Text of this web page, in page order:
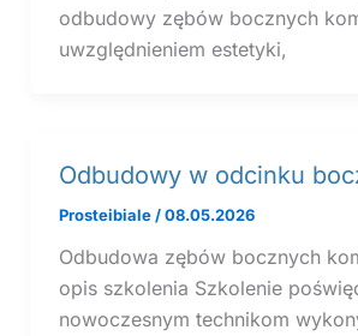
odbudowy zębów bocznych
uwzględnieniem estetyki,
Odbudowy w odcinku
Prosteibiale /08.05.2026
Odbudowa zębów bocznych
opis szkolenia Szkolenie
nowoczesnym technikom